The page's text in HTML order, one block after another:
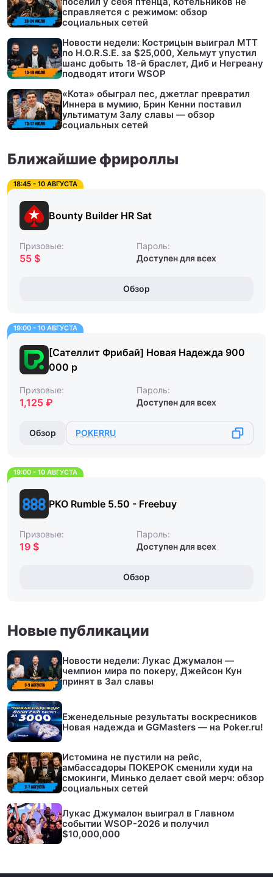
справляется с режимом: обзор
социальных сетей
Новости недели: Кострицын выиграл МТТ
по H.O.R.S.E. за $25,000, Хельмут упустил
шанс добыть 18-й браслет, Диб и Негреану
подводят итоги WSOP
«Кота» обыграл пес, джетлаг превратил
Иннера в мумию, Брин Кенни поставил
ультиматум Залу славы — обзор
социальных сетей
Ближайшие фрироллы
18:45 - 10 АВГУСТА
Bounty Builder HR Sat
Призовые:
55 $
Пароль:
Доступен для всех
Обзор
19:00 - 10 АВГУСТА
[Сателлит Фрибай] Новая Надежда 900
000 р
Призовые:
1,125 ₽
Пароль:
Доступен для всех
Обзор POKERRU
19:00 - 10 АВГУСТА
PKO Rumble 5.50 - Freebuy
Призовые:
19 $
Пароль:
Доступен для всех
Обзор
Новые публикации
Новости недели: Лукас Джумалон —
чемпион мира по покеру, Джейсон Кун
принят в Зал славы
Еженедельные результаты воскресников
Новая надежда и GGMasters — на Poker.ru!
Истомина не пустили на рейс,
амбассадоры ПОКЕРОК сменили худи на
смокинги, Минько делает свой мерч: обзор
социальных сетей
Лукас Джумалон выиграл в Главном
событии WSOP-2026 и получил
$10,000,000